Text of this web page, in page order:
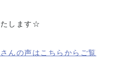
します☆
んの声はこちらからご覧